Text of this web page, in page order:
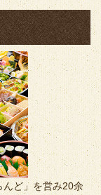
んど」を営み20余